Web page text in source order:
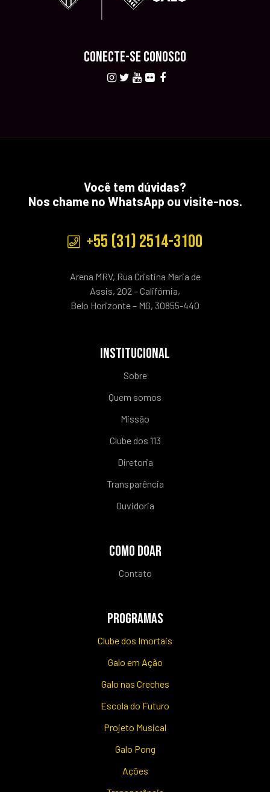
CONECTE-SE CONOSCO
Você tem dúvidas?
Nos chame no WhatsApp ou visite-nos.
+55 (31) 2514-3100
Arena MRV, Rua Cristina Maria de
Assis, 202 – Califórnia,
Belo Horizonte – MG, 30855-440
INSTITUCIONAL
Sobre
Quem somos
Missão
Clube dos 113
Diretoria
Transparência
Ouvidoria
COMO DOAR
Contato
PROGRAMAS
Clube dos Imortais
Galo em Ação
Galo nas Creches
Escola do Futuro
Projeto Musical
Galo Pong
Ações